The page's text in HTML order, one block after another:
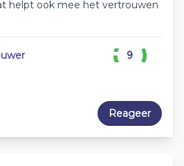
helpt ook mee het vertrouwen
9
Reageer